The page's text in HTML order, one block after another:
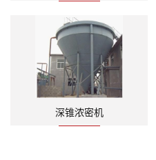
深锥浓密机